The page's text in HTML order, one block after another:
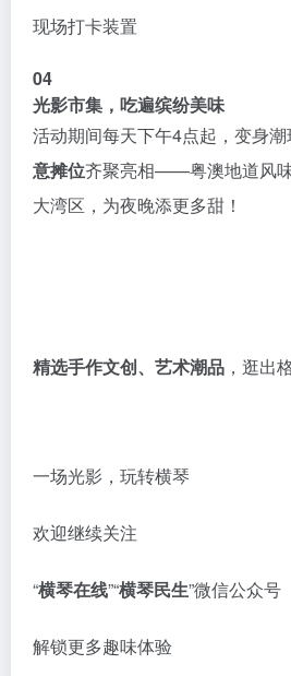
现场打卡装置
04
光影市集，吃遍缤纷美味
活动期间每天下午4点起，变身潮
意摊位齐聚亮相——粤澳地道风
大湾区，为夜晚添更多甜！
精选手作文创、艺术潮品 ，逛出
一场光影，玩转横琴
欢迎继续关注
“横琴在线”“横琴民生”微信公众号
解锁更多趣味体验